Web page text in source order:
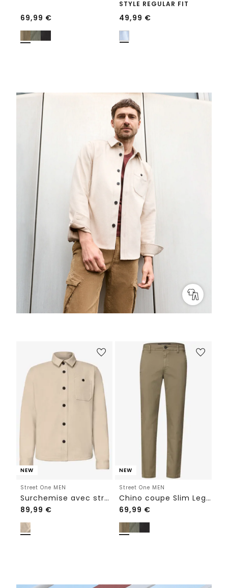
69,99 €
STYLE REGULAR FIT
49,99 €
NEW
Street One MEN
Surchemise avec structure à chevrons
89,99 €
NEW
Street One MEN
Chino coupe Slim Leg avec ceinture élastiquée confortable
69,99 €